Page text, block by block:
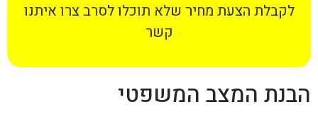
לקבלת הצעת מחיר שלא תוכלו לסרב צרו איתנו
קשר
הבנת המצב המשפטי